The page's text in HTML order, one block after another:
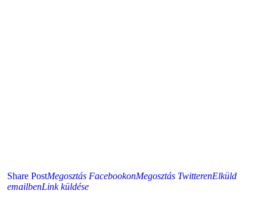
Share PostMegosztás FacebookonMegosztás TwitterenElküld
emailbenLink küldése